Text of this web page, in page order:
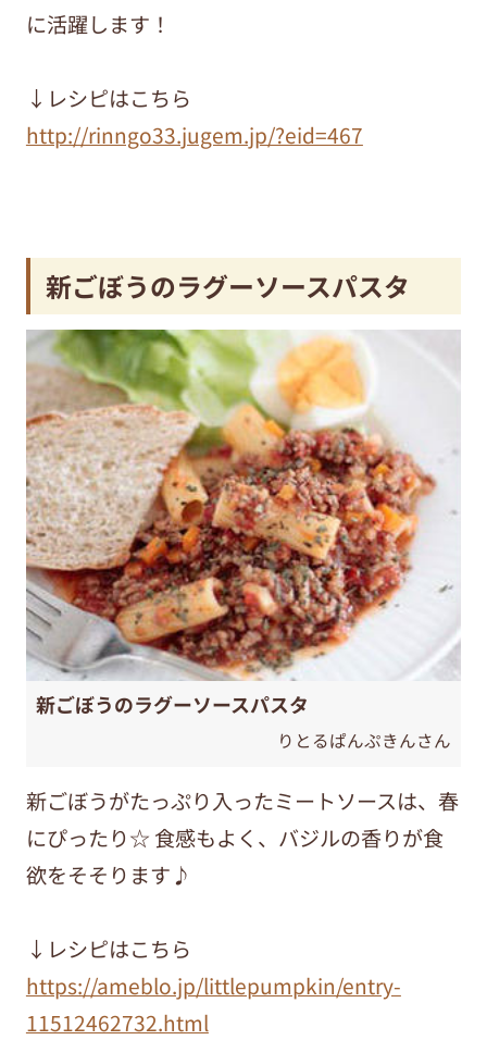
に活躍します！
↓レシピはこちら
http://rinngo33.jugem.jp/?eid=467
新ごぼうのラグーソースパスタ
新ごぼうのラグーソースパスタ
りとるぱんぷきんさん
新ごぼうがたっぷり入ったミートソースは、春
にぴったり☆ 食感もよく、バジルの香りが食
欲をそそります♪
↓レシピはこちら
https://ameblo.jp/littlepumpkin/entry-
11512462732.html